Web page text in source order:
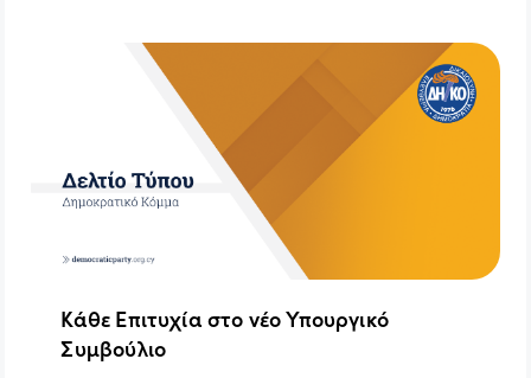
Κάθε Επιτυχία στο νέο Υπουργικό
Συμβούλιο